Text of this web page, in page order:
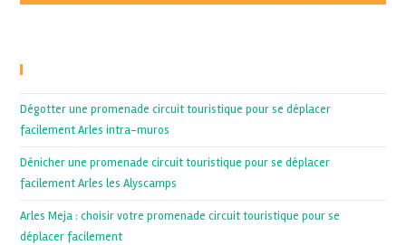
Dégotter une promenade circuit touristique pour se déplacer
facilement Arles intra-muros
Dénicher une promenade circuit touristique pour se déplacer
facilement Arles les Alyscamps
Arles Meja : choisir votre promenade circuit touristique pour se
déplacer facilement